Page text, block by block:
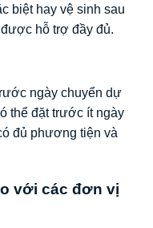
biệt hay vệ sinh sau
hỗ trợ đầy đủ.
ngày chuyển dự
thể đặt trước ít ngày
đủ phương tiện và
với các đơn vị